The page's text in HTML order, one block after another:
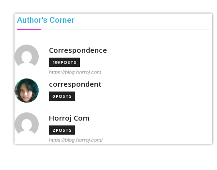
Author's Corner
Correspondence
199 POSTS
https://blog.horroj.com
correspondent
0 POSTS
Horroj Com
2 POSTS
https://blog.horroj.com/